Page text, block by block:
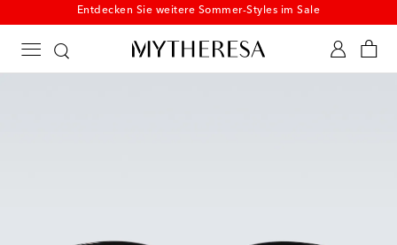
Entdecken Sie weitere Sommer-Styles im Sale